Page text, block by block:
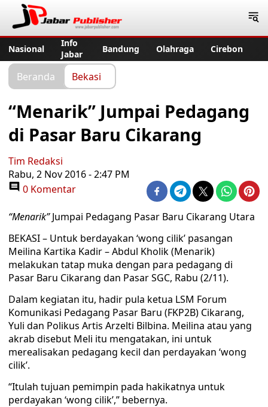
Nasional
Info
Jabar
Bandung Olahraga Cirebon
Beranda Bekasi
“Menarik” Jumpai Pedagang
di Pasar Baru Cikarang
Tim Redaksi
Rabu, 2 Nov 2016 - 2:47 PM
0 Komentar
“Menarik”Jumpai Pedagang Pasar Baru Cikarang Utara
BEKASI – Untuk berdayakan ‘wong cilik’ pasangan
Meilina Kartika Kadir – Abdul Kholik (Menarik)
melakukan tatap muka dengan para pedagang di
Pasar Baru Cikarang dan Pasar SGC, Rabu (2/11).
Dalam kegiatan itu, hadir pula ketua LSM Forum
Komunikasi Pedagang Pasar Baru (FKP2B) Cikarang,
Yuli dan Polikus Artis Arzelti Bilbina. Meilina atau yang
akrab disebut Meli itu mengatakan, ini untuk
merealisakan pedagang kecil dan perdayakan ‘wong
cilik’.
“Itulah tujuan pemimpin pada hakikatnya untuk
perdayakan ‘wong cilik’,” bebernya.